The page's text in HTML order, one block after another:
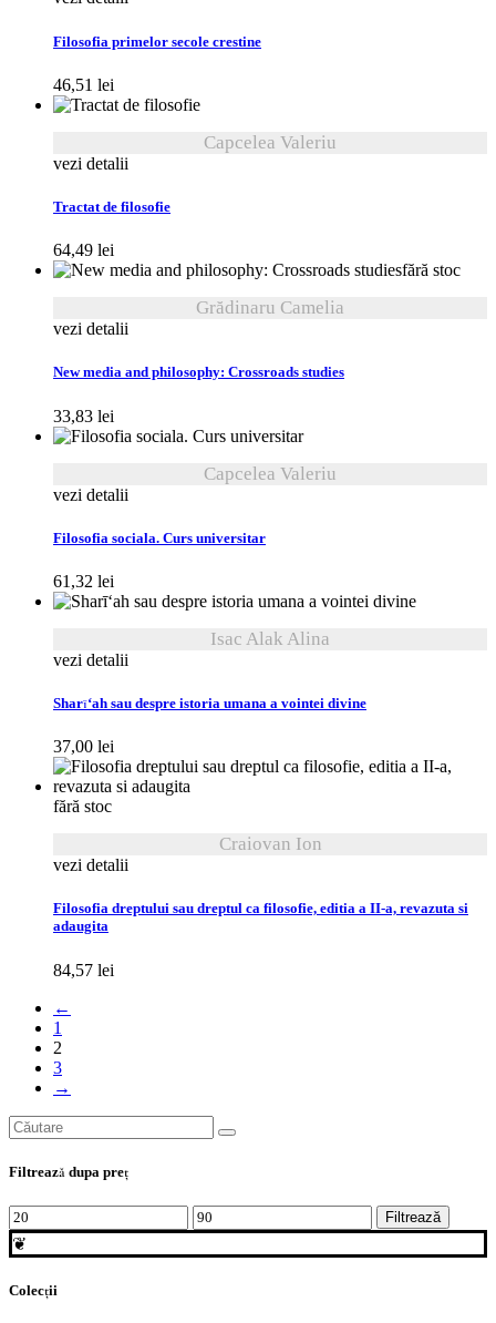
Filosofia primelor secole crestine
46,51 lei
Capcelea Valeriu
vezi detalii
Tractat de filosofie
64,49 lei
fără stoc
Grădinaru Camelia
vezi detalii
New media and philosophy: Crossroads studies
33,83 lei
Capcelea Valeriu
vezi detalii
Filosofia sociala. Curs universitar
61,32 lei
Isac Alak Alina
vezi detalii
Sharī‘ah sau despre istoria umana a vointei divine
37,00 lei
fără stoc
Craiovan Ion
vezi detalii
Filosofia dreptului sau dreptul ca filosofie, editia a II-a, revazuta si
adaugita
84,57 lei
←
1
2
3
→
Search
for:
Filtrează dupa preţ
Preț
minim
Preț
maxim
Filtrează
❦
Colecții